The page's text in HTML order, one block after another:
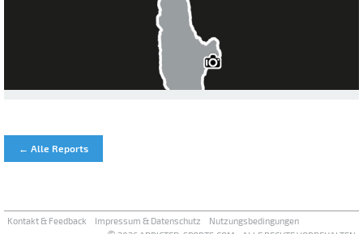
← Alle Reports
Kontakt & Feedback Impressum & Datenschutz Nutzungsbedingungen